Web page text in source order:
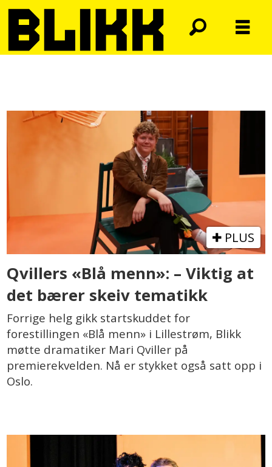
mari
qviller
PLUS
Qvillers «Blå menn»: – Viktig at
det bærer skeiv tematikk
Forrige helg gikk startskuddet for
forestillingen «Blå menn» i Lillestrøm, Blikk
møtte dramatiker Mari Qviller på
premierekvelden. Nå er stykket også satt opp i
Oslo.